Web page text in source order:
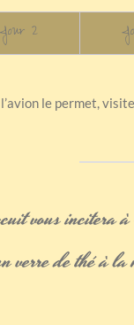
Jour 2
l’avion le permet,
vous incitera
verre de thé à la